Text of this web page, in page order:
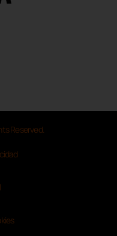
Reserved.